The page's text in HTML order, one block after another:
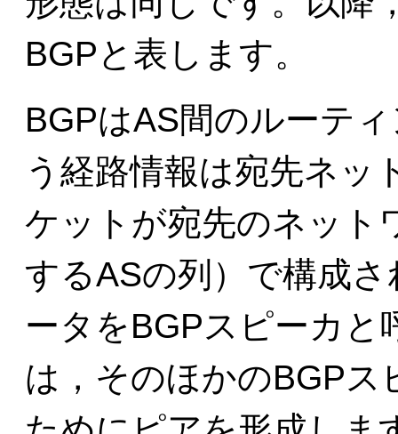
BGPと表します。
BGPはAS間のルーテ
う経路情報は宛先ネッ
ケットが宛先のネット
するASの列）で構成
ータをBGPスピーカと
は，そのほかのBGPス